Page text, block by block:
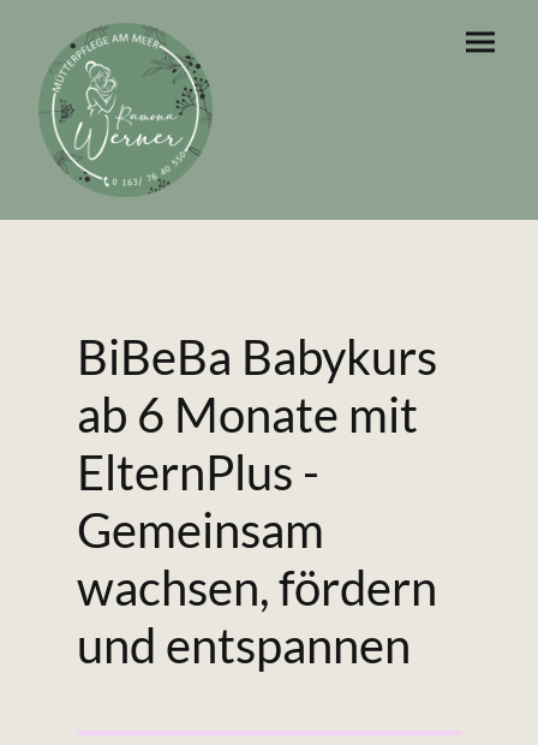
BiBeBa Babykurs
ab 6 Monate mit
ElternPlus -
Gemeinsam
wachsen, fördern
und entspannen